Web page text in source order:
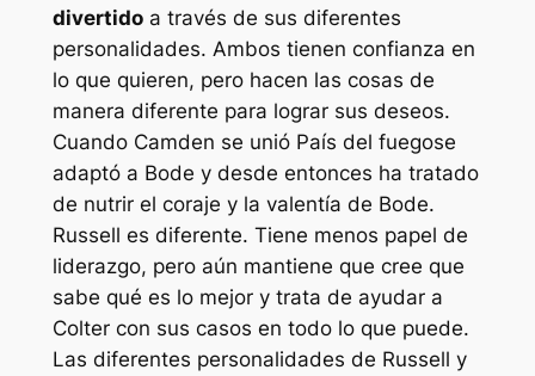
divertidoa través de sus diferentes
personalidades. Ambos tienen confianza en
lo que quieren, pero hacen las cosas de
manera diferente para lograr sus deseos.
Cuando Camden se unióPaís del fuegose
adaptó a Bode y desde entonces ha tratado
de nutrir el coraje y la valentía de Bode.
Russell es diferente. Tiene menos papel de
liderazgo, pero aún mantiene que cree que
sabe qué es lo mejor y trata de ayudar a
Colter con sus casos en todo lo que puede.
Las diferentes personalidades de Russell y